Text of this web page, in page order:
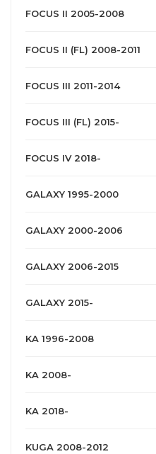
FOCUS II 2005-2008
FOCUS II (FL) 2008-2011
FOCUS III 2011-2014
FOCUS III (FL) 2015-
FOCUS IV 2018-
GALAXY 1995-2000
GALAXY 2000-2006
GALAXY 2006-2015
GALAXY 2015-
KA 1996-2008
KA 2008-
KA 2018-
KUGA 2008-2012